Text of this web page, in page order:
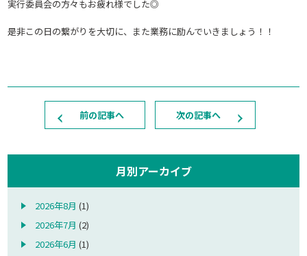
実行委員会の方々もお疲れ様でした◎
是非この日の繋がりを大切に、また業務に励んでいきましょう！！
前の記事へ 次の記事へ
月別アーカイブ
2026年8月 (1)
2026年7月 (2)
2026年6月 (1)